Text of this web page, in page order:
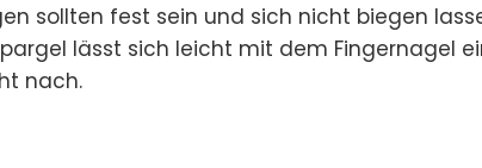
sollten fest sein und sich nicht biegen
lässt sich leicht mit dem Fingernagel
nach.